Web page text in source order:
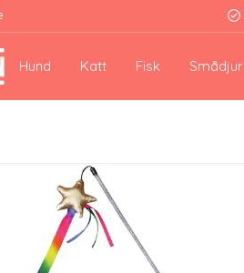
Hund Katt Fisk Smådjur